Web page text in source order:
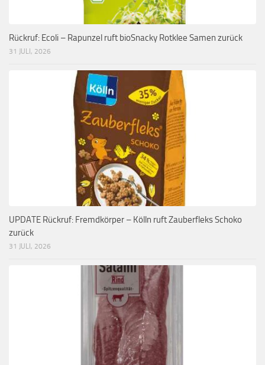
Rückruf: Ecoli – Rapunzel ruft bioSnacky Rotklee Samen zurück
31 JULI, 2026
UPDATE Rückruf: Fremdkörper – Kölln ruft Zauberfleks Schoko
zurück
31 JULI, 2026